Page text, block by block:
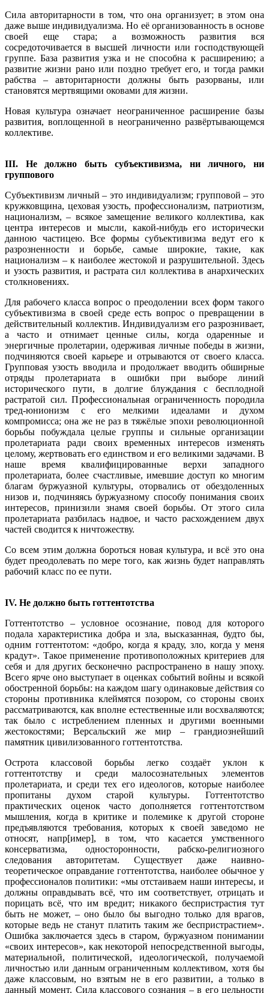
Сила авторитарности в том, что она организует; в этом она
даже выше индивидуализма. Но её организованность в основе
своей еще стара; а возможность развития вся
сосредоточивается в высшей личности или господствующей
группе. База развития узка и не способна к расширению; а
развитие жизни рано или поздно требует его, и тогда рамки
рабства – авторитарности должны быть разорваны, или
становятся мертвящими оковами для жизни.
Новая культура означает неограниченное расширение базы
развития, воплощенной в неограниченно развёртывающемся
коллективе.
III. Не должно быть субъективизма, ни личного, ни
группового
Субъективизм личный – это индивидуализм; групповой – это
кружковщина, цеховая узость, профессионализм, патриотизм,
национализм, – всякое замещение великого коллектива, как
центра интересов и мысли, какой-нибудь его исторически
данною частицею. Все формы субъективизма ведут его к
разрозненности и борьбе, самые широкие, такие, как
национализм – к наиболее жестокой и разрушительной. Здесь
и узость развития, и растрата сил коллектива в анархических
столкновениях.
Для рабочего класса вопрос о преодолении всех форм такого
субъективизма в своей среде есть вопрос о превращении в
действительный коллектив. Индивидуализм его разрознивает,
а часто и отнимает ценные силы, когда одаренные и
энергичные пролетарии, одерживая личные победы в жизни,
подчиняются своей карьере и отрываются от своего класса.
Групповая узость вводила и продолжает вводить обширные
отряды пролетариата в ошибки при выборе линий
исторического пути, в долгие блуждания с бесплодной
растратой сил. Профессиональная ограниченность породила
тред-юнионизм с его мелкими идеалами и духом
компромисса; она же не раз в тяжёлые эпохи революционной
борьбы побуждала целые группы и сильные организации
пролетариата ради своих временных интересов изменять
целому, жертвовать его единством и его великими задачами. В
наше время квалифицированные верхи западного
пролетариата, более счастливые, имевшие доступ ко многим
благам буржуазной культуры, оторвались от обездоленных
низов и, подчиняясь буржуазному способу понимания своих
интересов, принизили знамя своей борьбы. От этого сила
пролетариата разбилась надвое, и часто расхождением двух
частей сводится к ничтожеству.
Со всем этим должна бороться новая культура, и всё это она
будет преодолевать по мере того, как жизнь будет направлять
рабочий класс по ее пути.
IV. Не должно быть готтентотства
Готтентотство – условное осознание, повод для которого
подала характеристика добра и зла, высказанная, будто бы,
одним готтентотом: «добро, когда я краду, зло, когда у меня
крадут». Такое применение противоположных критериев для
себя и для других бесконечно распространено в нашу эпоху.
Всего ярче оно выступает в оценках событий войны и всякой
обостренной борьбы: на каждом шагу одинаковые действия со
стороны противника клеймятся позором, со стороны своих
рассматриваются, как вполне естественные или восхваляются;
так было с истреблением пленных и другими военными
жестокостями; Версальский же мир – грандиознейший
памятник цивилизованного готтентотства.
Острота классовой борьбы легко создаёт уклон к
готтентотству и среди малосознательных элементов
пролетариата, и среди тех его идеологов, которые наиболее
пропитаны духом старой культуры. Готтентотство
практических оценок часто дополняется готтентотством
мышления, когда в критике и полемике к другой стороне
предъявляются требования, которых к своей заведомо не
относят, напр[имер], в том, что касается умственного
консерватизма, односторонности, рабско-религиозного
следования авторитетам. Существует даже наивно-
теоретическое оправдание готтентотства, наиболее обычное у
профессионалов политики: «мы отстаиваем наши интересы, и
должны оправдывать всё, что им соответствует, отрицать и
порицать всё, что им вредит; никакого беспристрастия тут
быть не может, – оно было бы выгодно только для врагов,
которые ведь не станут платить таким же беспристрастием».
Ошибка заключается здесь в старом, буржуазном понимании
«своих интересов», как некоторой непосредственной выгоды,
материальной, политической, идеологической, получаемой
личностью или данным ограниченным коллективом, хотя бы
даже классовым, но взятым не в его развитии, а только в
данный момент. Сила классового сознания – в его цельности